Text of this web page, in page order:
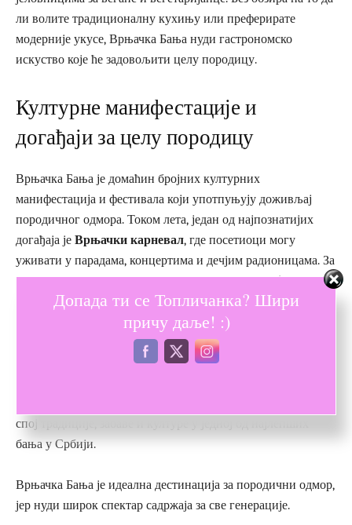
ли волите традиционалну кухињу или преферирате
модерније укусе, Врњачка Бања нуди гастрономско
искуство које ће задовољити целу породицу.
Културне манифестације и
догађаји за целу породицу
Врњачка Бања је домаћин бројних културних
манифестација и фестивала који употпуњују доживљај
породичног одмора. Током лета, један од најпознатијих
догађаја је Врњачки карневал, где посетиоци могу
уживати у парадама, концертима и дечјим радионицама. За
љубитеље филма,Фестивал филмског сценаријаокупља
најбоље домаће и регионалне филмске ауторе.
Породице могу уживати и упозоришним представама на
, наступима фолклорних ансамбала и
спој традиције, забаве и културе у једној од најлепших
бања у Србији.
Врњачка Бања је идеална дестинација за породични одмор,
јер нуди широк спектар садржаја за све генерације.
Допада ти се Топличанка? Шири
причу даље! :)